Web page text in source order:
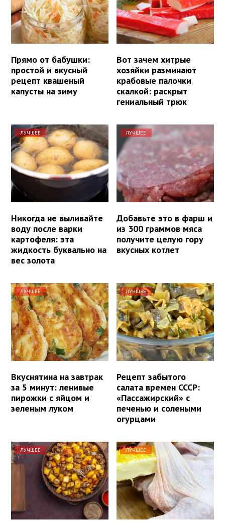
Прямо от бабушки:
простой и вкусный
рецепт квашеный
капусты на зиму
Вот зачем хитрые
хозяйки разминают
крабовые палочки
скалкой: раскрыт
гениальный трюк
ЛУЧШЕЕ
Никогда не выливайте
воду после варки
картофеля: эта
жидкость буквально на
вес золота
ЛУЧШЕЕ
Добавьте это в фарш и
из 300 граммов мяса
получите целую гору
вкусных котлет
ЛУЧШЕЕ
Вкуснятина на завтрак
за 5 минут: ленивые
пирожки с яйцом и
зеленым луком
ЛУЧШЕЕ
Рецепт забытого
салата времен СССР:
«Пассажирский» с
печенью и солеными
огурцами
ЛУЧШЕЕ ЛУЧШЕЕ